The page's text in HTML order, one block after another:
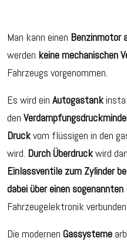
Man kann einen Benzinmotor
werden keine mechanischen
Fahrzeugs vorgenommen.
Es wird ein Autogastank
den
Druckvom flüssigen in den
wird. Durch Überdruckwird
Einlassventile zum Zylinder
dabei über einen
Fahrzeugelektronik
Die modernen Gassysteme